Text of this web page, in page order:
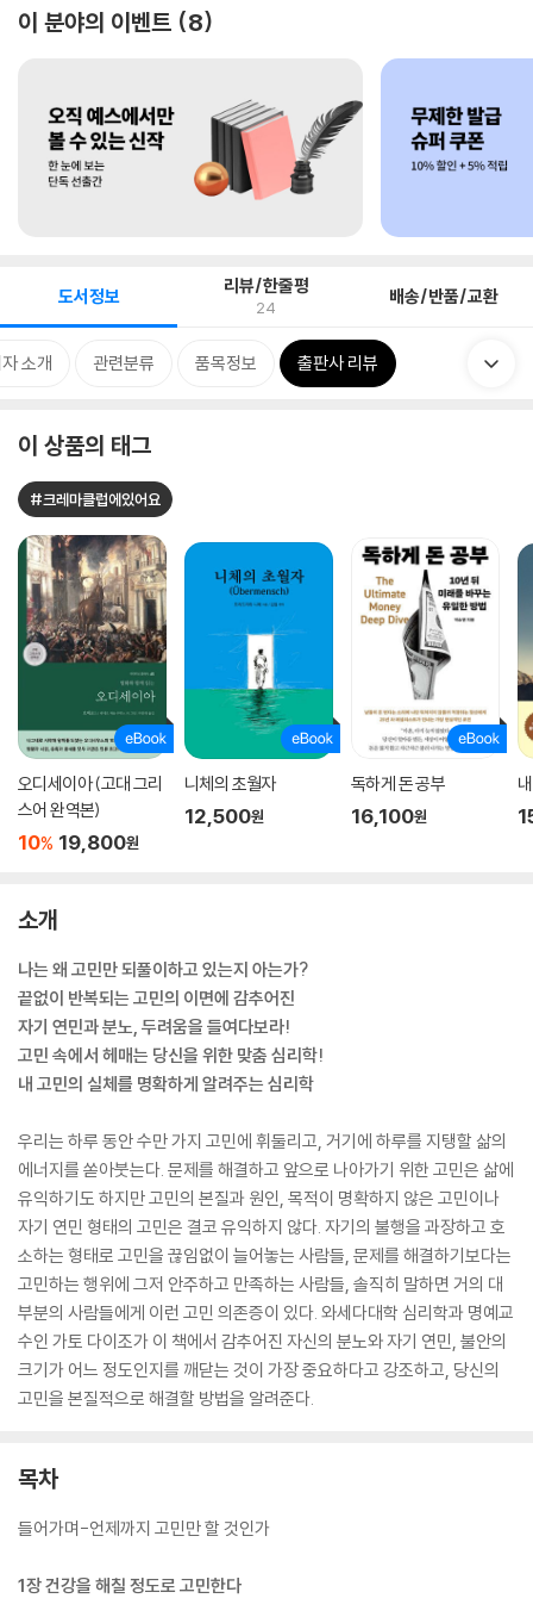
이 분야의 이벤트 8
도서정보 리뷰/한줄평
24 배송/반품/교환
소개 관련분류 품목정보 출판사 리뷰
이 상품의 태그
#크레마클럽에있어요
오디세이아 (고대 그리
스어 완역본)
10% 19,800원
니체의 초월자
12,500원
독하게 돈 공부
16,100원
소개
나는 왜 고민만 되풀이하고 있는지 아는가?
끝없이 반복되는 고민의 이면에 감추어진
자기 연민과 분노, 두려움을 들여다보라!
고민 속에서 헤매는 당신을 위한 맞춤 심리학!
내 고민의 실체를 명확하게 알려주는 심리학
우리는 하루 동안 수만 가지 고민에 휘둘리고, 거기에 하루를 지탱할 삶의
에너지를 쏟아붓는다. 문제를 해결하고 앞으로 나아가기 위한 고민은 삶에
유익하기도 하지만 고민의 본질과 원인, 목적이 명확하지 않은 고민이나
자기 연민 형태의 고민은 결코 유익하지 않다. 자기의 불행을 과장하고 호
소하는 형태로 고민을 끊임없이 늘어놓는 사람들, 문제를 해결하기보다는
고민하는 행위에 그저 안주하고 만족하는 사람들, 솔직히 말하면 거의 대
부분의 사람들에게 이런 고민 의존증이 있다. 와세다대학 심리학과 명예교
수인 가토 다이조가 이 책에서 감추어진 자신의 분노와 자기 연민, 불안의
크기가 어느 정도인지를 깨닫는 것이 가장 중요하다고 강조하고, 당신의
고민을 본질적으로 해결할 방법을 알려준다.
목차
들어가며-언제까지 고민만 할 것인가
1장 건강을 해칠 정도로 고민한다